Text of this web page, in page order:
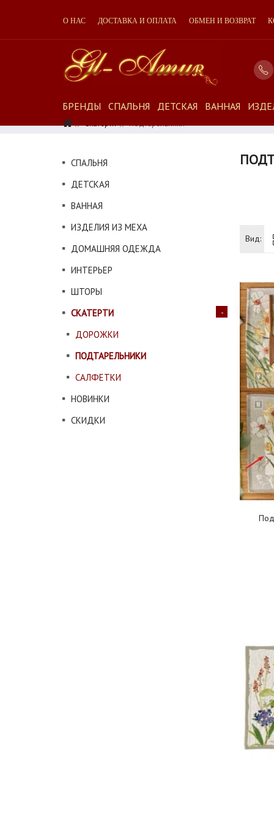
О НАС ДОСТАВКА И ОПЛАТА ОБМЕН И ВОЗВРАТ
БРЕНДЫ СПАЛЬНЯ ДЕТСКАЯ ВАННАЯ
Скатерти Подтарельники
СПАЛЬНЯ
ДЕТСКАЯ
ВАННАЯ
ИЗДЕЛИЯ ИЗ МЕХА
ДОМАШНЯЯ ОДЕЖДА
ИНТЕРЬЕР
ШТОРЫ
СКАТЕРТИ
ДОРОЖКИ
ПОДТАРЕЛЬНИКИ
САЛФЕТКИ
НОВИНКИ
СКИДКИ
Вид: